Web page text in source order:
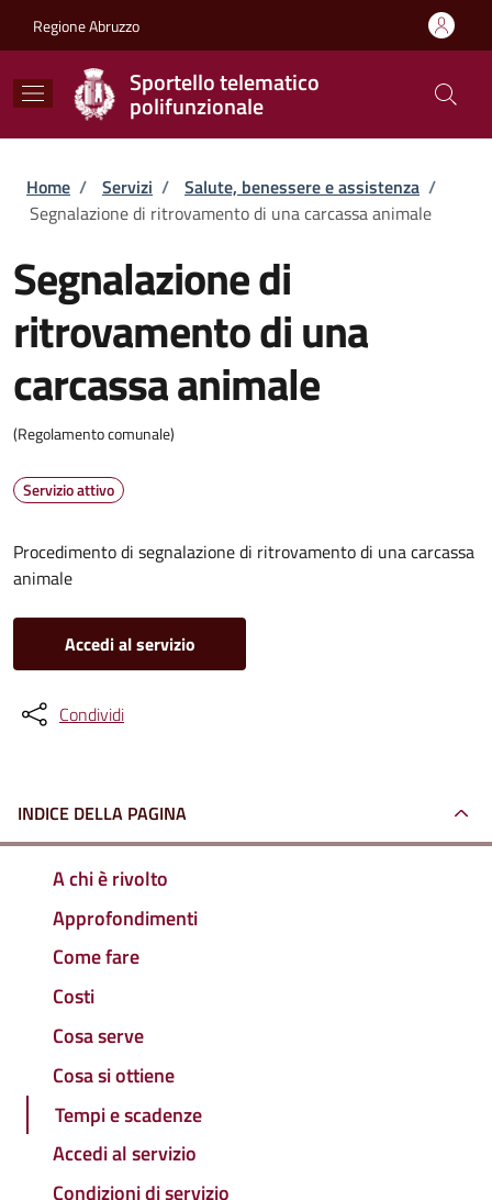
Regione Abruzzo
Sportello telematico
polifunzionale
Briciole di pane
Home / Servizi / Salute, benessere e assistenza /
Segnalazione di ritrovamento di una carcassa animale
Segnalazione di
ritrovamento di una
carcassa animale
(Regolamento comunale)
Servizio attivo
Procedimento di segnalazione di ritrovamento di una carcassa
animale
Accedi al servizio
Condividi
INDICE DELLA PAGINA
A chi è rivolto
Approfondimenti
Come fare
Costi
Cosa serve
Cosa si ottiene
Tempi e scadenze
Accedi al servizio
Condizioni di servizio